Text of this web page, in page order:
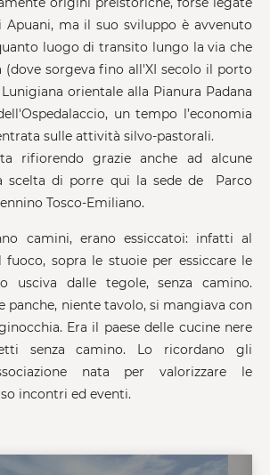
ma il suo sviluppo è avvenuto
luogo di transito lungo la via che
(dove sorgeva fino all'XI secolo il porto
orientale alla Pianura Padana
un tempo l’economia
sulle attività silvo-pastorali.
rifiorendo grazie anche ad alcune
scelta di porre qui la sede de Parco
Tosco-Emiliano.
camini, erano essiccatoi: infatti al
fuoco, sopra le stuoie per essiccare le
usciva dalle tegole, senza camino.
panche, niente tavolo, si mangiava con
Era il paese delle cucine nere
senza camino. Lo ricordano gli
nata per valorizzare le
incontri ed eventi.